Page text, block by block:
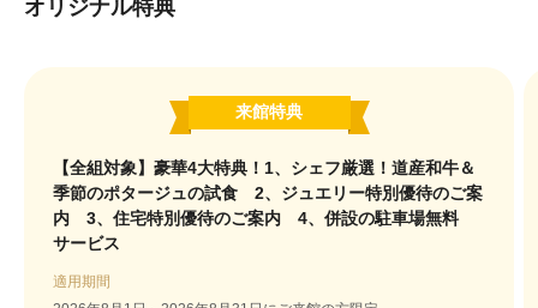
オリジナル特典
来館特典
【全組対象】豪華4大特典！1、シェフ厳選！道産和牛＆
季節のポタージュの試食 2、ジュエリー特別優待のご案
内 3、住宅特別優待のご案内 4、併設の駐車場無料
サービス
適用期間